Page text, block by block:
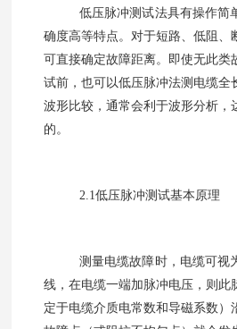
低压脉冲测试法具有操作简
确度高等特点。对于短路、低阻、
可直接确定故障距离。即使无此类
试前，也可以低压脉冲法测电缆全
波形比较，通常会利于波形分析，
的。
2.1低压脉冲测试基本原理
测量电缆故障时，电缆可视
线，在电缆一端加脉冲电压，则此
定于电缆介质电常数和导磁系数）